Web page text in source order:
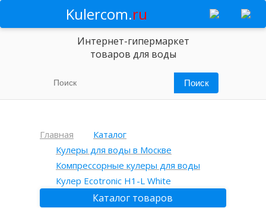
Kulercom.ru
Интернет-гипермаркет
товаров для воды
Главная
Каталог
Кулеры для воды в Москве
Компрессорные кулеры для воды
Кулер Ecotronic H1-L White
Каталог товаров